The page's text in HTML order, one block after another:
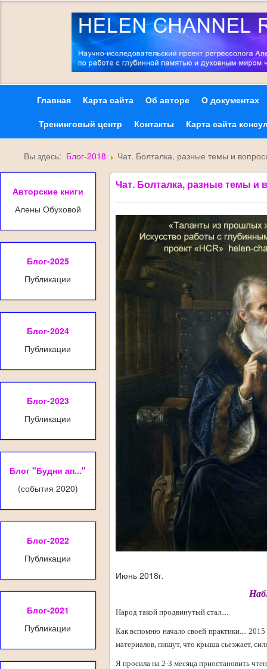
Главная Карта сайта Об авторе
О документах
Тренинговый центр
Контакты Карта сайта
Вы здесь: Блог-2018 Чат. Болталка, разные темы и
Авторские книги
Алены Обуховой
Блог-2025
Публикации
Блог-2024
Публикации
Блог-2023
Публикации
Блог "Будни ап..."
(события 2020)
Блог-2022
Публикации
Блог-2021
Публикации
Чат. Болталка, разные темы и
Июнь 2018г.
Народ такой продвинутый стал....
Как вспомню начало своей практики....
материалов, пишут, что крыша сьезжает,
Я просила на 2-3 месяца приостановить